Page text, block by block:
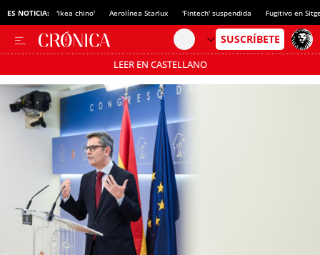
ES NOTICIA: 'Ikea chino' Aerolínea Starlux 'Fintech' suspendida Fugitivo en
LEER EN CASTELLANO
Pásate al MODO AHORRO